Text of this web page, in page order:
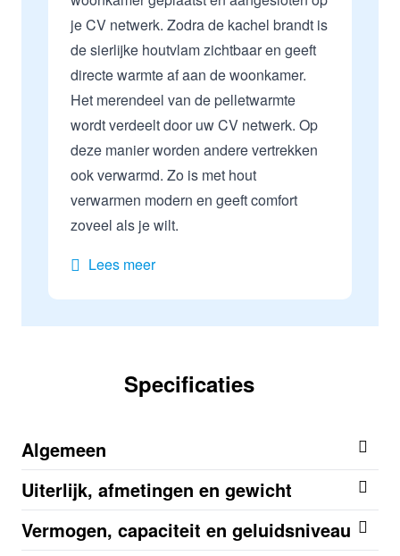
je CV netwerk. Zodra de kachel brandt is
de sierlijke houtvlam zichtbaar en geeft
directe warmte af aan de woonkamer.
Het merendeel van de pelletwarmte
wordt verdeelt door uw CV netwerk. Op
deze manier worden andere vertrekken
ook verwarmd. Zo is met hout
verwarmen modern en geeft comfort
zoveel als je wilt.
Lees meer
Specificaties
Algemeen
Uiterlijk, afmetingen en gewicht
Vermogen, capaciteit en geluidsniveau